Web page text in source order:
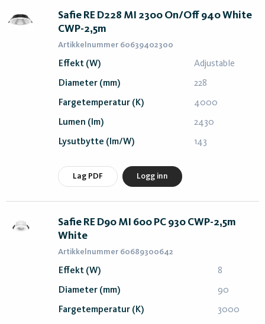
Safie RE D228 MI 2300 On/Off 940 White
CWP-2,5m
Artikkelnummer 60639402300
Effekt (W) Adjustable
Diameter (mm) 228
Fargetemperatur (K) 4000
Lumen (lm) 2430
Lysutbytte (lm/W) 143
Lag PDF Logg inn
Safie RE D90 MI 600 PC 930 CWP-2,5m
White
Artikkelnummer 60689300642
Effekt (W) 8
Diameter (mm) 90
Fargetemperatur (K) 3000